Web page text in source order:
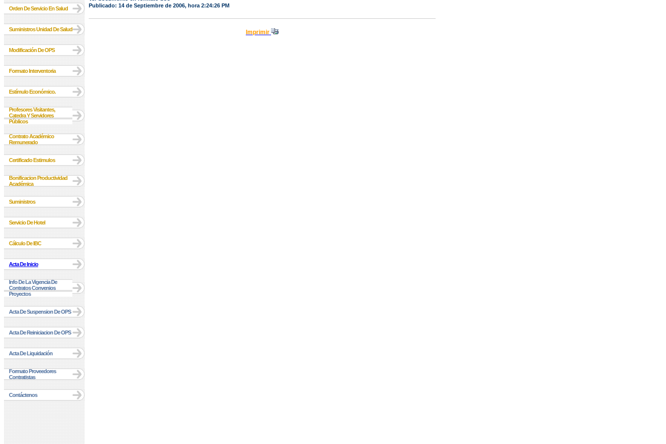
Orden De Servicio En Salud
Suministros Unidad De Salud
Modificación De OPS
Formato Interventoria
Estímulo Económico.
Profesores Visitantes,
Catedra Y Servidores
Públicos
Contrato Académico
Remunerado
Certificado Estimulos
Bonificacion Productividad
Académica
Suministros
Servicio De Hotel
Cálculo De IBC
Acta De Inicio
Info De La Vigencia De
Contratos Convenios
Proyectos
Acta De Suspension De OPS
Acta De Reiniciacion De OPS
Acta De Liquidación
Formato Proveedores
Contratistas
Contáctenos
Publicado: 14 de Septiembre de 2006, hora 2:24:26 PM
Imprimir